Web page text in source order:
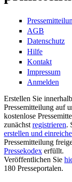
AGB
Datenschutz
Hilfe
Kontakt
Impressum
Anmelden
Erstellen Sie
Pressemitteilung auf
kostenlose
zunächst registrieren.
erstellen und
Pressemitteilung
Pressekodex erfüllt.
Veröffentlichen Sie
180 Presseportalen.